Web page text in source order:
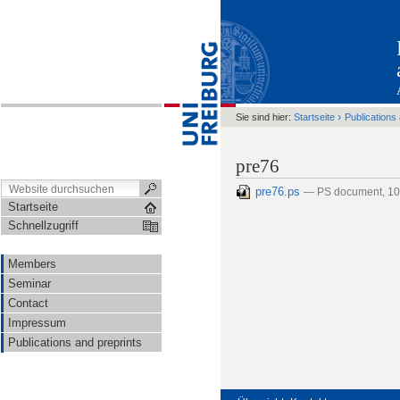
Startseite
Schnellzugriff
Members
Seminar
Contact
Impressum
Publications and preprints
Sie sind hier: Startseite › Publications
pre76
pre76.ps — PS document,